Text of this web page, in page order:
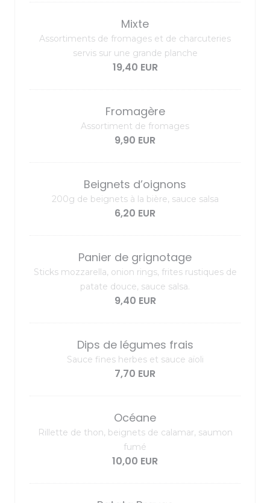
Mixte
Assortiments de fromages et de charcuteries
servis sur une grande planche
19,40 EUR
Fromagère
Assortiment de fromages
9,90 EUR
Beignets d’oignons
200g de beignets à la bière, sauce salsa
6,20 EUR
Panier de grignotage
Sticks mozzarella, onion rings, frites rustiques de
patate douce, sauce salsa.
9,40 EUR
Dips de légumes frais
Sauce fines herbes et sauce aïoli
7,70 EUR
Océane
Rillette de thon, beignets de calamar, saumon
fumé
10,00 EUR